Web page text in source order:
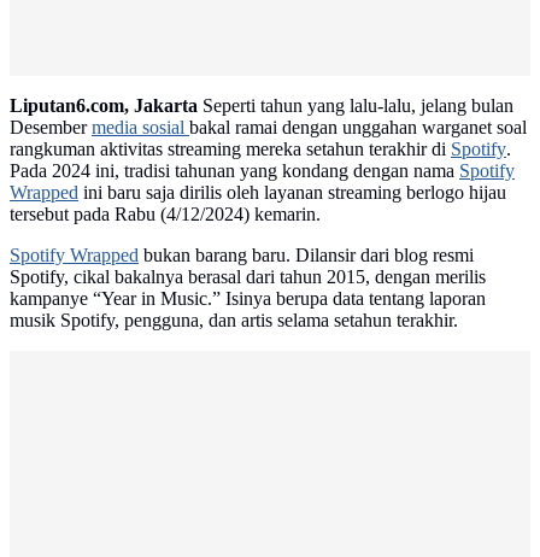
Liputan6.com, Jakarta Seperti tahun yang lalu-lalu, jelang bulan
Desembermedia sosial bakal ramai dengan unggahan warganet soal
rangkuman aktivitas streaming mereka setahun terakhir di Spotify.
Pada 2024 ini, tradisi tahunan yang kondang dengan nama Spotify
Wrapped ini baru saja dirilis oleh layanan streaming berlogo hijau
tersebut pada Rabu (4/12/2024) kemarin.
Spotify Wrapped bukan barang baru. Dilansir dari blog resmi
Spotify, cikal bakalnya berasal dari tahun 2015, dengan merilis
kampanye “Year in Music.” Isinya berupa data tentang laporan
musik Spotify, pengguna, dan artis selama setahun terakhir.